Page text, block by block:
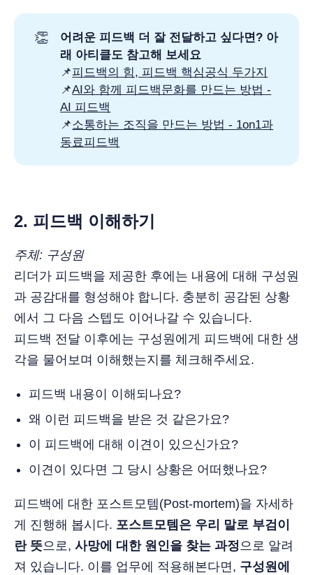
👏
어려운 피드백 더 잘 전달하고 싶다면? 아
래 아티클도 참고해 보세요
📌피드백의 힘, 피드백 핵심공식 두가지
📌AI와 함께 피드백문화를 만드는 방법 -
AI 피드백
📌소통하는 조직을 만드는 방법 - 1on1과
동료피드백
2. 피드백 이해하기
주체: 구성원
리더가 피드백을 제공한 후에는 내용에 대해 구성원
과 공감대를 형성해야 합니다. 충분히 공감된 상황
에서 그 다음 스텝도 이어나갈 수 있습니다.
피드백 전달 이후에는 구성원에게 피드백에 대한 생
각을 물어보며 이해했는지를 체크해주세요.
피드백 내용이 이해되나요?
왜 이런 피드백을 받은 것 같은가요?
이 피드백에 대해 이견이 있으신가요?
이견이 있다면 그 당시 상황은 어떠했나요?
피드백에 대한 포스트모템(Post-mortem)을 자세하
게 진행해 봅시다. 포스트모템은 우리 말로 부검이
란 뜻으로, 사망에 대한 원인을 찾는 과정으로 알려
져 있습니다. 이를 업무에 적용해본다면, 구성원에